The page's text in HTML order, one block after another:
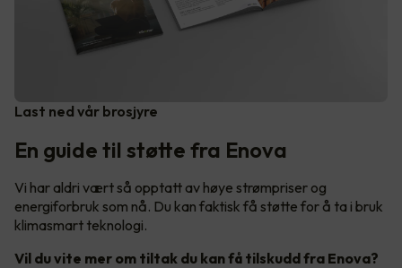
Last ned vår brosjyre
En guide til støtte fra Enova
Vi har aldri vært så opptatt av høye strømpriser og
energiforbruk som nå. Du kan faktisk få støtte for å ta i bruk
klimasmart teknologi.
Vil du vite mer om tiltak du kan få tilskudd fra Enova?